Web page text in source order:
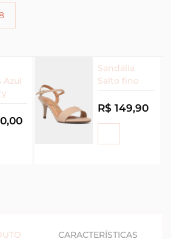
Azul
Sandália
Salto fino
R$ 149,90
CARACTERÍSTICAS